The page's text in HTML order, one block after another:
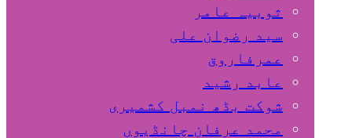
ثوبیہ عامر
سید رضوان علی
عمرفاروق
عابد رشید
شوکت بڈھ نمبل کشمیری
محمد عرفان چانڈیوں